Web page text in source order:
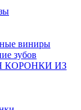
виниры
зубов
КОРОНКИ ИЗ